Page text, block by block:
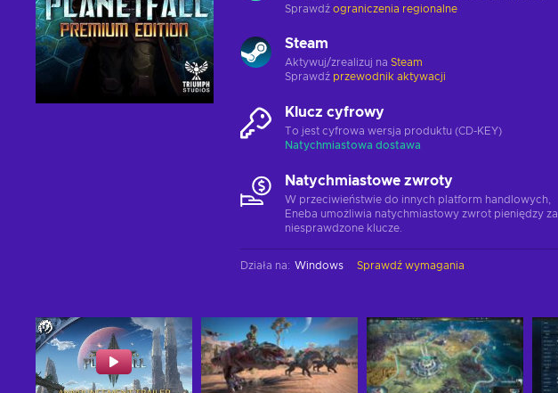
Sprawdź ograniczenia regionalne
Steam
Aktywuj/zrealizuj na Steam
Sprawdź przewodnik aktywacji
Klucz cyfrowy
To jest cyfrowa wersja produktu (CD-KEY)
Natychmiastowa dostawa
Natychmiastowe zwroty
W przeciwieństwie do innych platform handlowych,
Eneba umożliwia natychmiastowy zwrot pieniędzy za
niesprawdzone klucze.
Działa na: Windows Sprawdź wymagania